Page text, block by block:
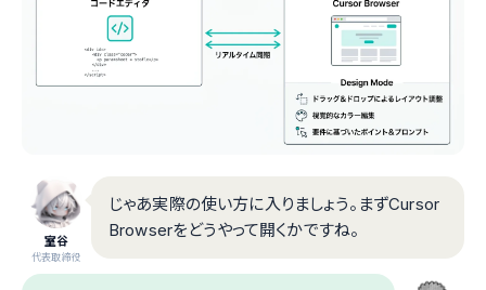
室谷
代表取締役
じゃあ実際の使い方に入りましょう。まずCursor
Browserをどうやって開くかですね。